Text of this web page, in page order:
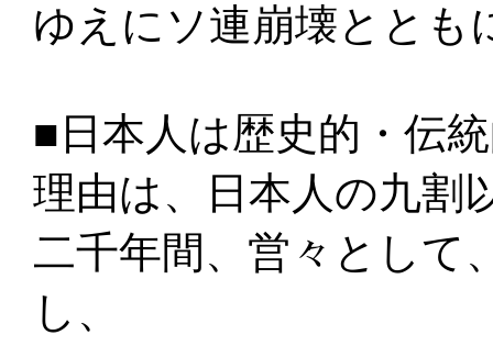
ゆえにソ連崩壊ととも
■日本人は歴史的・伝
理由は、日本人の九割
二千年間、営々として
し、